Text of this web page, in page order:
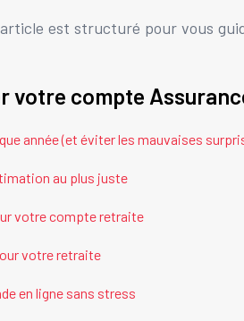
est structuré pour vous
votre compte
année (et éviter les mauvaises
au plus juste
votre compte retraite
votre retraite
en ligne sans stress